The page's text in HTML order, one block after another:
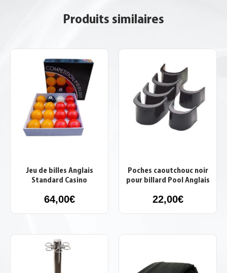
Produits similaires
Jeu de billes Anglais
Standard Casino
64,00€
Poches caoutchouc noir
pour billard Pool Anglais
22,00€